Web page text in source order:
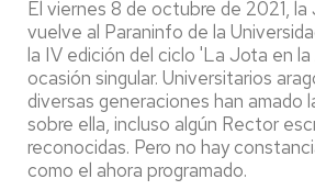
El viernes 8 de octubre de 2021,
vuelve al Paraninfo de la
la IV edición del ciclo 'La Jota en la
ocasión singular. Universitarios
diversas generaciones han amado
sobre ella, incluso algún Rector
reconocidas. Pero no hay
como el ahora programado.